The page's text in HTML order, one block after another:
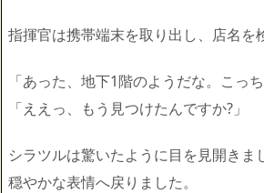
指揮官は携帯端末を取り出し、店名を
「あった、地下1階のようだな。こっ
「ええっ、もう見つけたんですか?」
シラツルは驚いたように目を見開きま
穏やかな表情へ戻りました。